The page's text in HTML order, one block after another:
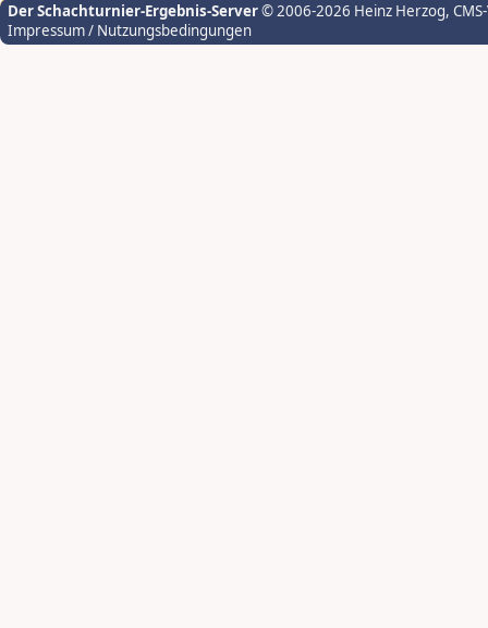
Der Schachturnier-Ergebnis-Server© 2006-2026 Heinz Herzog,
Impressum / Nutzungsbedingungen